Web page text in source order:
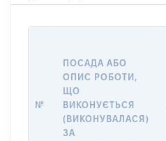
№
ПОСАДА АБО
ОПИС РОБОТИ,
ЩО
ВИКОНУЄТЬСЯ
(ВИКОНУВАЛАСЯ)
ЗА